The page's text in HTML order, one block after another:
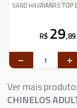
SAND HAVAIANAS TOP
R$ 29,89
Ver mais
CHINELOS